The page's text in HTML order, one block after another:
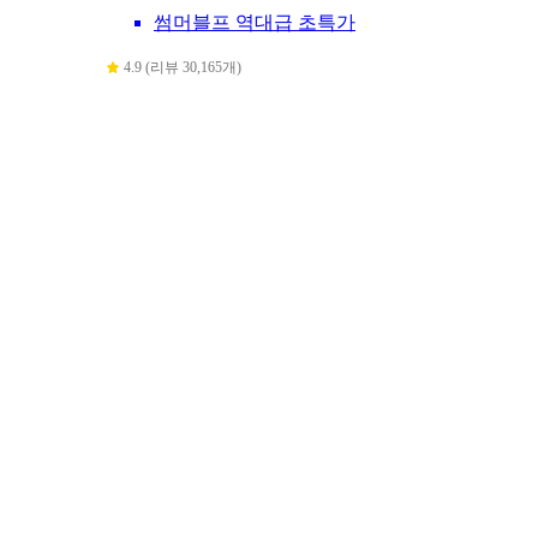
썸머블프 역대급 초특가
4.9 (리뷰 30,165개)